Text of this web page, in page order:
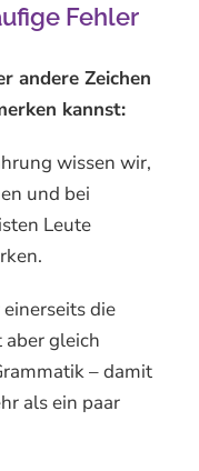
Fehler
andere Zeichen
kannst:
wissen wir,
und bei
Leute
die
aber gleich
– damit
als ein paar